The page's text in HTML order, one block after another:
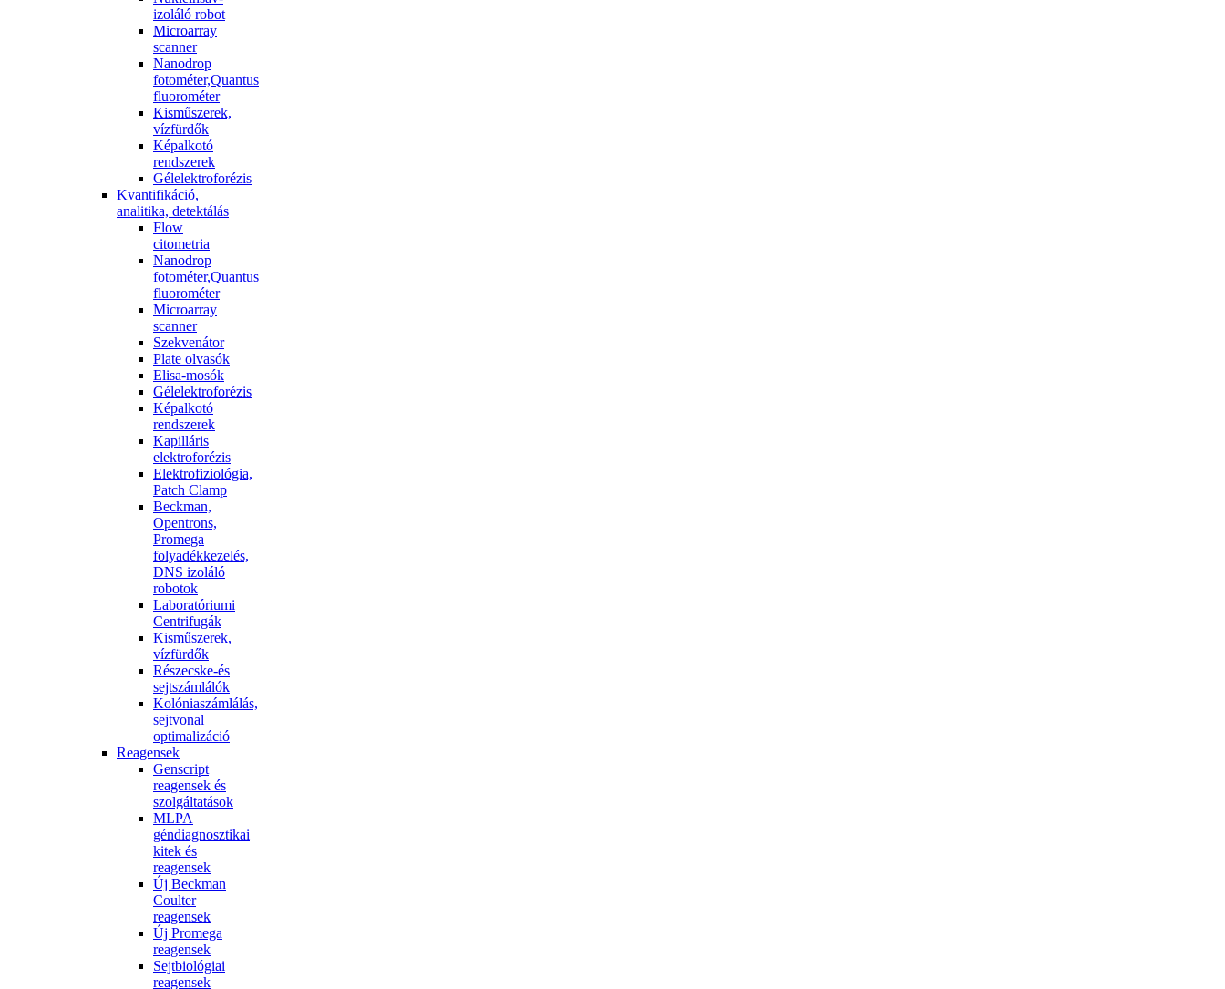
izoláló robot
Microarray
scanner
Nanodrop
fotométer,Quantus
fluorométer
Kisműszerek,
vízfürdők
Képalkotó
rendszerek
Gélelektroforézis
Kvantifikáció,
analitika, detektálás
Flow
citometria
Nanodrop
fotométer,Quantus
fluorométer
Microarray
scanner
Szekvenátor
Plate olvasók
Elisa-mosók
Gélelektroforézis
Képalkotó
rendszerek
Kapilláris
elektroforézis
Elektrofiziológia,
Patch Clamp
Beckman,
Opentrons,
Promega
folyadékkezelés,
DNS izoláló
robotok
Laboratóriumi
Centrifugák
Kisműszerek,
vízfürdők
Részecske-és
sejtszámlálók
Kolóniaszámlálás,
sejtvonal
optimalizáció
Reagensek
Genscript
reagensek és
szolgáltatások
MLPA
géndiagnosztikai
kitek és
reagensek
Új Beckman
Coulter
reagensek
Új Promega
reagensek
Sejtbiológiai
reagensek